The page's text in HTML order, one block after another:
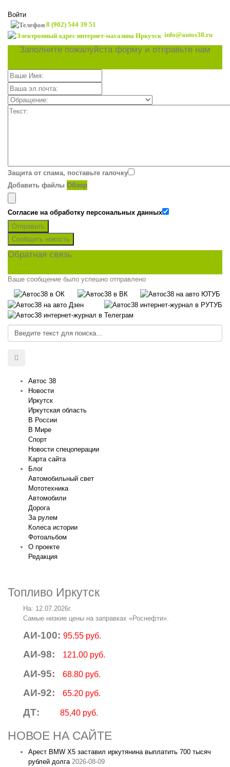
Войти
8 (902) 544 39 51
info@autos38.ru
Заполните пожалуйста форму и отправьте нам
Защита от спама, поставьте галочку
Добавить файлы Обзор
Согласие на обработку персональных данных
Отправить
Сообщить новость
Обратная связь
Ваше сообщение было успешно отправлено
Автос 38
Новости
Иркутск
Иркутская область
В России
В Мире
Спорт
Новости спецоперации
Карта сайта
Блог
Автомобильный свет
Мототехника
Автомобили
Дорога
За рулем
Колеса истории
Фотоальбом
О проекте
Редакция
Топливо Иркутск
На: 12.07.2026г.
Самые низкие цены на заправках «Роснефти».
АИ-100: 95.55 руб.
АИ-98: 121.00 руб.
АИ-95: 68.80 руб.
АИ-92: 65.20 руб.
ДТ: 85,40 руб.
НОВОЕ НА САЙТЕ
Арест BMW X5 заставил иркутянина выплатить 700 тысяч
рублей долга 2026-08-09